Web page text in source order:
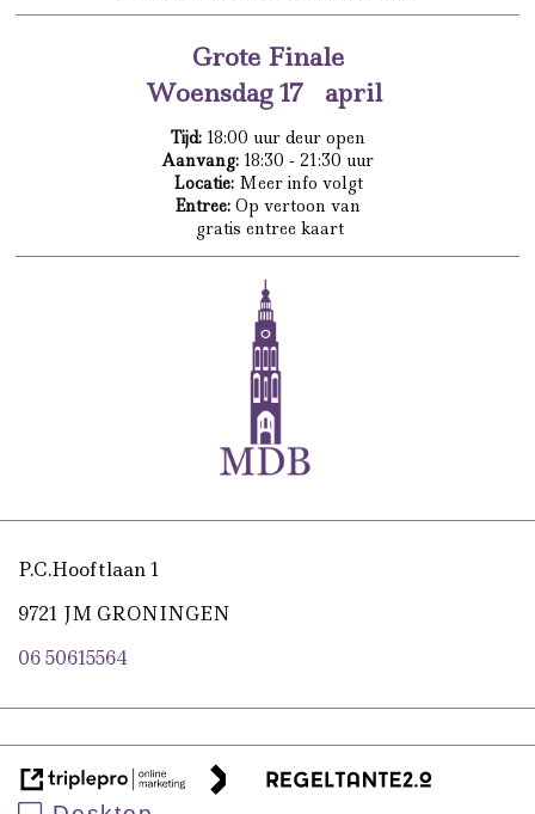
Grote Finale
Woensdag 17 april
Tijd:18:00 uur deur open
Aanvang: 18:30 - 21:30 uur
Locatie:Meer info volgt
Entree: Op vertoon van
gratis entree kaart
P.C.Hooftlaan 1
9721 JM GRONINGEN
06 50615564